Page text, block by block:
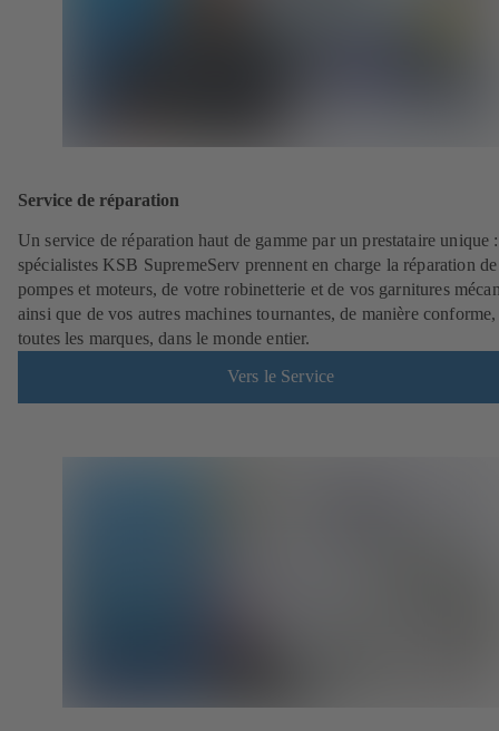
Service de réparation
Un service de réparation haut de gamme par un prestataire unique
spécialistes KSB SupremeServ prennent en charge la réparation
pompes et moteurs, de votre robinetterie et de vos garnitures
ainsi que de vos autres machines tournantes, de manière
toutes les marques, dans le monde entier.
Vers le Service